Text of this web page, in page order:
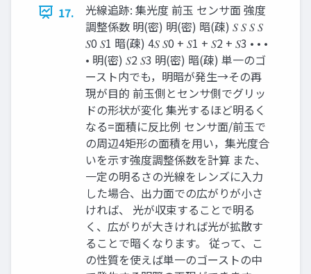
17.
光線追跡: 集光度 前玉 センサ面 強度
調整係数 明(密) 明(密) 暗(疎) 𝑆 𝑆 𝑆 𝑆
𝑆0 𝑆1 暗(疎) 4𝑆 𝑆0 + 𝑆1 + 𝑆2 + 𝑆3 • • •
• 明(密) 𝑆2 𝑆3 明(密) 暗(疎) 単一のゴ
ースト内でも，明暗が発生→その再
現が目的 前玉側とセンサ側でグリッ
ドの形状が変化 集光するほど明るく
なる=面積に反比例 センサ面/前玉で
の周辺4矩形の面積を用い，集光度合
いを示す強度調整係数を計算 また、
一定の明るさの光線をレンズに入力
した場合、出力面での広がりが小さ
ければ、 光が収束することで明る
く、広がりが大きければ光が拡散す
ることで暗くなります。 従って、こ
の性質を使えば単一のゴーストの中